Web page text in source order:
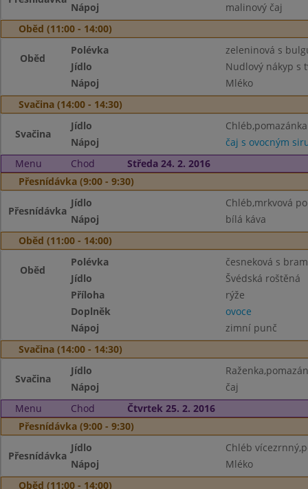
Nápoj
malinový čaj
Oběd (11:00 - 14:00)
Oběd
Polévka
zeleninová s
Jídlo
Nudlový nákyp s
Nápoj
Mléko
Svačina (14:00 - 14:30)
Svačina
Jídlo
Nápoj
čaj s ovocným
Menu
Chod
Středa 24. 2. 2016
Přesnídávka (9:00 - 9:30)
Přesnídávka
Jídlo
Chléb,mrkvová
Nápoj
bílá káva
Oběd (11:00 - 14:00)
Oběd
Polévka
česneková s
Jídlo
Švédská roštěná
Příloha
rýže
Doplněk
ovoce
Nápoj
zimní punč
Svačina (14:00 - 14:30)
Svačina
Jídlo
Nápoj
čaj
Menu
Chod
Čtvrtek 25. 2. 2016
Přesnídávka (9:00 - 9:30)
Přesnídávka
Jídlo
Chléb
Nápoj
Mléko
Oběd (11:00 - 14:00)